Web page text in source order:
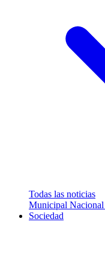
Todas las noticias
Municipal Nacional
Sociedad